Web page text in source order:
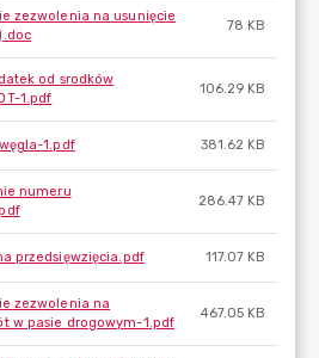
zezwolenia na usunięcie
78 KB
od srodków
1.pdf
106.29 KB
1.pdf 381.62 KB
numeru
286.47 KB
przedsięwzięcia.pdf 117.07 KB
zezwolenia na
w pasie drogowym-1.pdf
467.05 KB